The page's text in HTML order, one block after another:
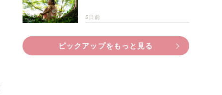
5日前
ピックアップをもっと見る